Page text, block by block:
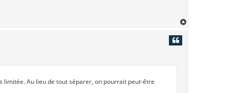
limitée. Au lieu de tout séparer, on pourrait peut-être